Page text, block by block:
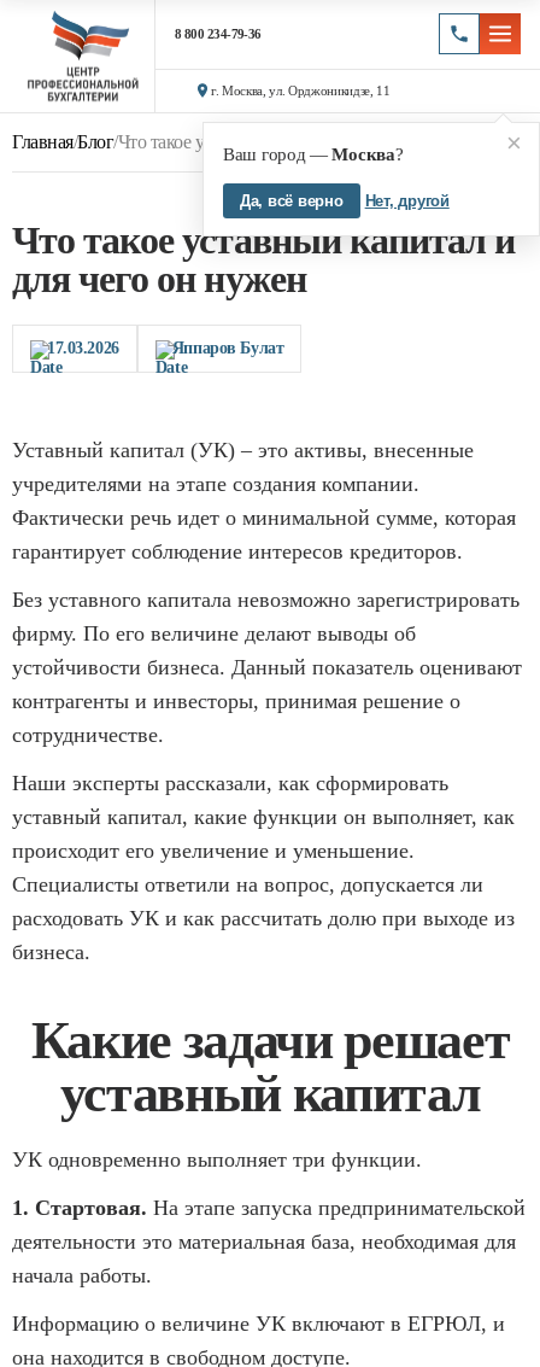
8 800 234-79-36
г. Москва, ул. Орджоникидзе, 11
×
Ваш город —Москва?
Да, всё верно Нет, другой
Главная/Блог/Что такое уставный капитал и для чего он нужен
Что такое уставный капитал и
для чего он нужен
17.03.2026 Яппаров Булат
Уставный капитал (УК) – это активы, внесенные
учредителями на этапе создания компании.
Фактически речь идет о минимальной сумме, которая
гарантирует соблюдение интересов кредиторов.
Без уставного капитала невозможно зарегистрировать
фирму. По его величине делают выводы об
устойчивости бизнеса. Данный показатель оценивают
контрагенты и инвесторы, принимая решение о
сотрудничестве.
Наши эксперты рассказали, как сформировать
уставный капитал, какие функции он выполняет, как
происходит его увеличение и уменьшение.
Специалисты ответили на вопрос, допускается ли
расходовать УК и как рассчитать долю при выходе из
бизнеса.
Какие задачи решает
уставный капитал
УК одновременно выполняет три функции.
1. Стартовая. На этапе запуска предпринимательской
деятельности это материальная база, необходимая для
начала работы.
Информацию о величине УК включают в ЕГРЮЛ, и
она находится в свободном доступе.